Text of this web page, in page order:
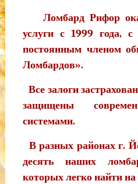
Ломбард Рифор
услуги с 1999 года, с
постоянным членом
Ломбардов».
Все залоги
защищены
системами.
В разных районах г.
десять наших
которых легко найти на